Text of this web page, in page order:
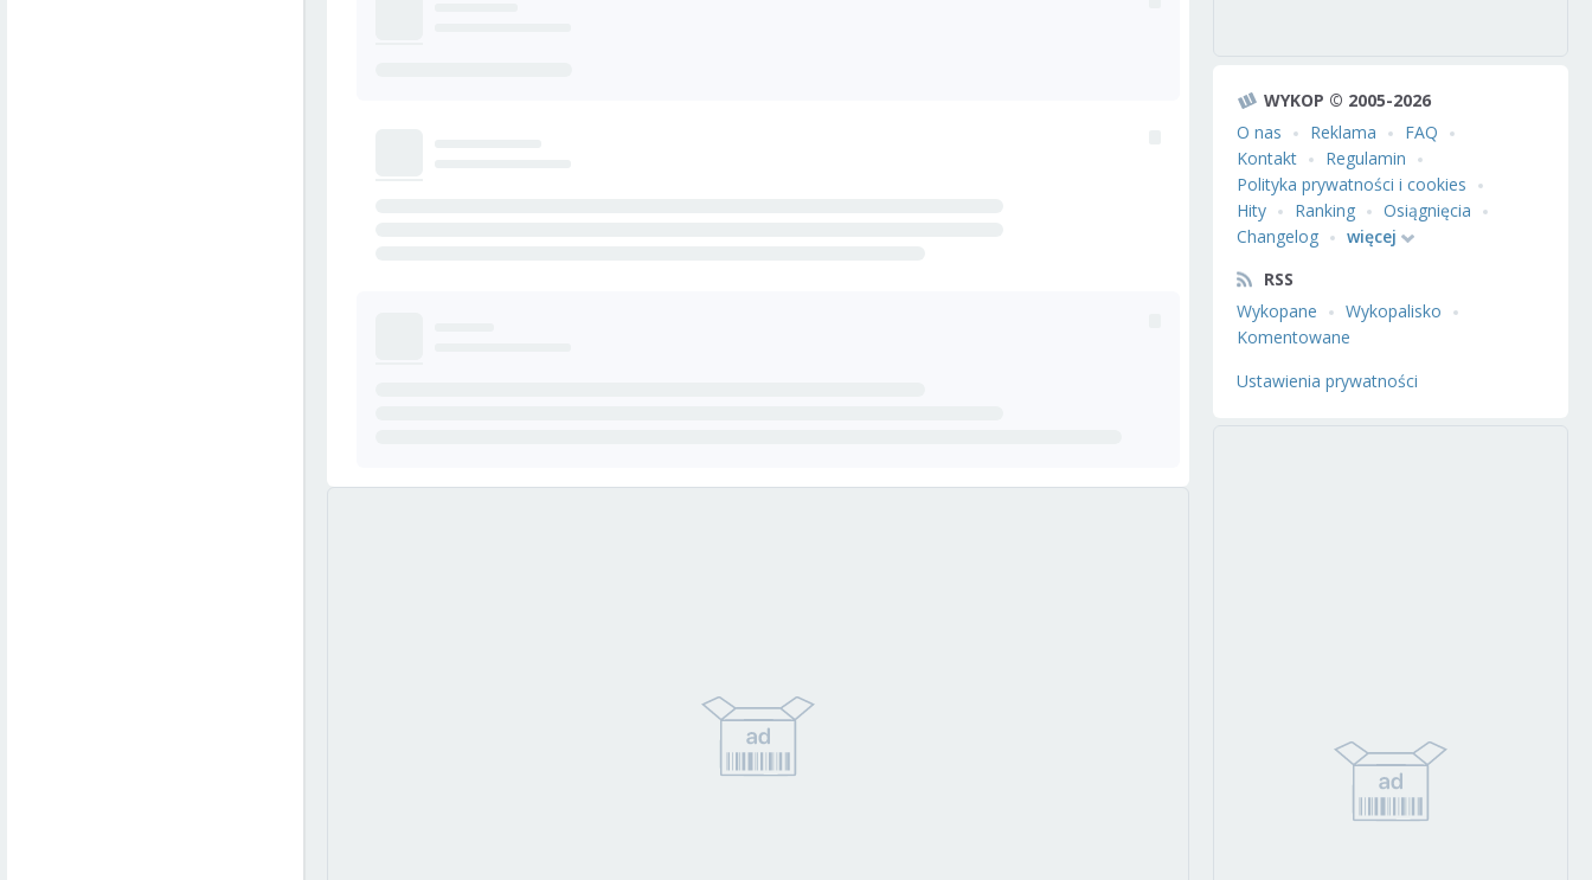
WYKOP © 2005-2026
O nas
Reklama
FAQ
Kontakt
Regulamin
Polityka prywatności i cookies
Hity
Ranking
Osiągnięcia
Changelog
więcej
RSS
Wykopane
Wykopalisko
Komentowane
Ustawienia prywatności